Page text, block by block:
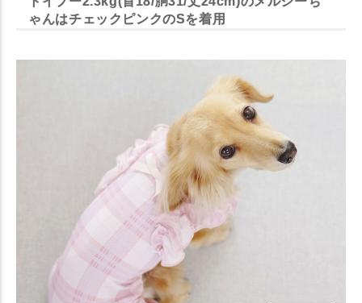
ゃんはチェックピンクのSを着用